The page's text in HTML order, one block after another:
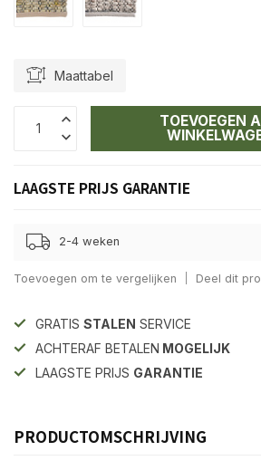
Maattabel
TOEVOEGEN
LAAGSTE PRIJS GARANTIE
2-4 weken
Toevoegen om te vergelijken Deel dit
GRATIS STALEN SERVICE
ACHTERAF BETALEN MOGELIJK
LAAGSTE PRIJS GARANTIE
PRODUCTOMSCHRIJVING